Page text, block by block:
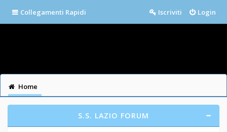
Collegamenti Rapidi Login
Iscriviti
Home
S.S. LAZIO FORUM